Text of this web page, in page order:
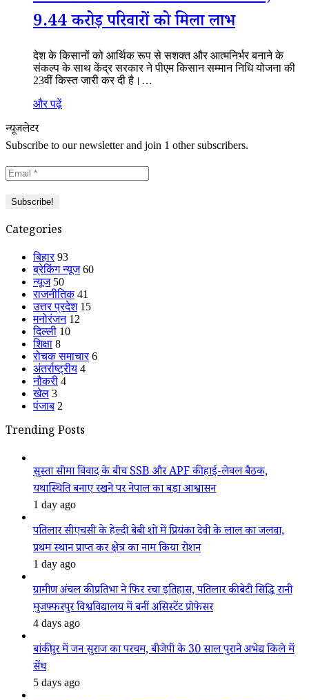
9.44 करोड़ परिवारों को मिला लाभ
देश के किसानों को आर्थिक रूप से सशक्त और आत्मनिर्भर बनाने के
संकल्प के साथ केंद्र सरकार ने पीएम किसान सम्मान निधि योजना की
23वीं किस्त जारी कर दी है।…
और पढ़ें
न्यूजलेटर
Subscribe to our newsletter and join 1 other subscribers.
Categories
बिहार 93
ब्रेकिंग न्यूज 60
न्यूज 50
राजनीतिक 41
उत्तर प्रदेश 15
मनोरंजन 12
दिल्ली 10
शिक्षा 8
रोचक समाचार 6
अंतर्राष्ट्रीय 4
नौकरी 4
खेल 3
पंजाब 2
Trending Posts
सुस्ता सीमा विवाद के बीच SSB और APF की हाई-लेवल बैठक,
यथास्थिति बनाए रखने पर नेपाल का बड़ा आश्वासन
1 day ago
पतिलार सीएचसी के हेल्दी बेबी शो में प्रियंका देवी के लाल का जलवा,
प्रथम स्थान प्राप्त कर क्षेत्र का नाम किया रोशन
1 day ago
ग्रामीण अंचल की प्रतिभा ने फिर रचा इतिहास, पतिलार की बेटी सिद्धि रानी
मुजफ्फरपुर विश्वविद्यालय में बनीं असिस्टेंट प्रोफेसर
4 days ago
बांकीपुर में जन सुराज का परचम, बीजेपी के 30 साल पुराने अभेद्य किले में
सेंध
5 days ago